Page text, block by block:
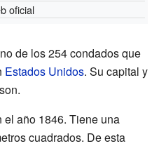
oficial
de los 254 condados que
Estados Unidos. Su capital y
el año 1846. Tiene una
cuadrados. De esta